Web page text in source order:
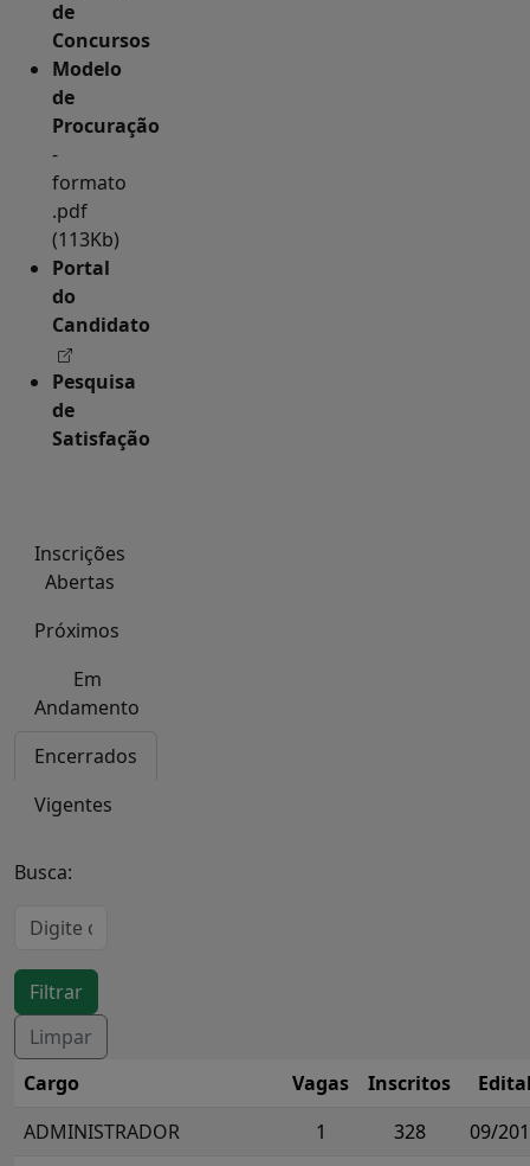
de
Concursos
Modelo
de
Procuração
-
formato
.pdf
(113Kb)
Portal
do
Candidato
Pesquisa
de
Satisfação
Inscrições
Abertas
Próximos
Em
Andamento
Encerrados
Vigentes
Busca:
Cargo Vagas Inscritos
ADMINISTRADOR
1 328
09/